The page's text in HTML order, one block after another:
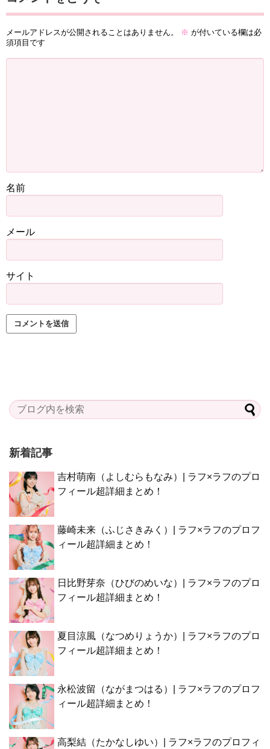
メールアドレスが公開されることはありません。 ※ が付いている欄は必
須項目です
名前
メール
サイト
新着記事
吉村萌南（よしむらもなみ）| ラフ×ラフのプロ
フィール超詳細まとめ！
藤崎未来（ふじさきみく）| ラフ×ラフのプロフ
ィール超詳細まとめ！
日比野芽奈（ひびのめいな）| ラフ×ラフのプロ
フィール超詳細まとめ！
夏目涼風（なつめりょうか）| ラフ×ラフのプロ
フィール超詳細まとめ！
永松波留（ながまつはる）| ラフ×ラフのプロフ
ィール超詳細まとめ！
高梨結（たかなしゆい）| ラフ×ラフのプロフィ